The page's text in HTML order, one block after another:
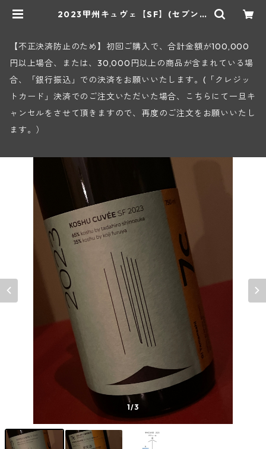
2023甲州キュヴェ【SF】(セブンシ
【不正決済防止のため】初回ご購入で、合計金額が100,000
円以上場合、または、30,000円以上の商品が含まれている場
合、「銀行振込」での決済をお願いいたします。(「クレジッ
トカード」決済でのご注文いただいた場合、こちらにて一旦キ
ャンセルをさせて頂きますので、再度のご注文をお願いいたし
ます。）
1/3